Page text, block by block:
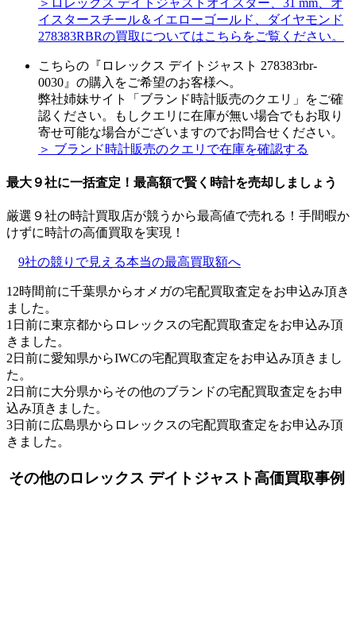
イスタースチール＆イエローゴールド、ダイヤモンド
278383RBRの買取についてはこちらをご覧ください。
こちらの『ロレックス デイトジャスト 278383rbr-
0030』の購入をご希望のお客様へ。
弊社姉妹サイト「ブランド時計販売のクエリ」をご確
認ください。もしクエリに在庫が無い場合でもお取り
寄せ可能な場合がございますのでお問合せください。
＞ ブランド時計販売のクエリで在庫を確認する
最大９社に一括査定！ 最高額で賢く時計を売却しましょう
厳選９社の時計買取店が競うから最高値で売れる！手間暇か
けずに時計の高価買取を実現！
9社の競りで見える本当の最高買取額へ
12時間前に千葉県からオメガの宅配買取査定をお申込み頂き
ました。
1日前に東京都からロレックスの宅配買取査定をお申込み頂
きました。
2日前に愛知県からIWCの宅配買取査定をお申込み頂きまし
た。
2日前に大分県からその他のブランドの宅配買取査定をお申
込み頂きました。
3日前に広島県からロレックスの宅配買取査定をお申込み頂
きました。
その他のロレックス デイトジャスト高価買取事例